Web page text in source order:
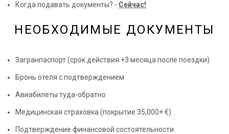
Когда подавать документы? - Сейчас!
НЕОБХОДИМЫЕ ДОКУМЕНТЫ
Загранпаспорт (срок действия +3 месяца после поездки)
Бронь отеля с подтверждением
Авиабилеты туда-обратно
Медицинская страховка (покрытие 35,000+ €)
Подтверждение финансовой состоятельности